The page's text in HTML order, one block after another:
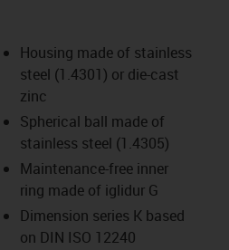
icon-lupe
icon-lupe
icon-lupe
Housing made of stainless
steel (1.4301) or die-cast
zinc
Spherical ball made of
stainless steel (1.4305)
Maintenance-free inner
ring made of iglidur G
Dimension series K based
on DIN ISO 12240